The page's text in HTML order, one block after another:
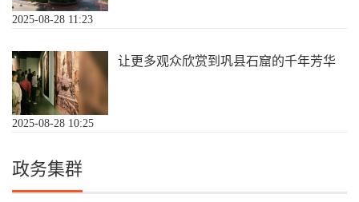
2025-08-28 11:23
让更多观众欣赏到巩县石窟的千年芳华
2025-08-28 10:25
政务集群